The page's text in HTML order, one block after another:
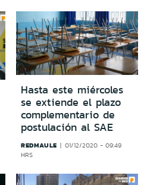
Hasta este miércoles
se extiende el plazo
complementario de
postulación al SAE
REDMAULE
01/12/2020 - 09:49
HRS